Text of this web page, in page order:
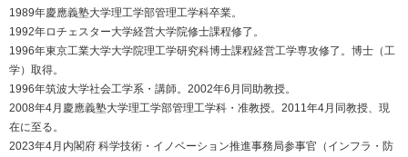
1989年慶應義塾大学理工学部管理工学科卒業。
1992年ロチェスター大学経営大学院修士課程修了。
1996年東京工業大学大学院理工学研究科博士課程経営工学専攻修了。博士（工
学）取得。
1996年筑波大学社会工学系・講師。2002年6月同助教授。
2008年4月慶應義塾大学理工学部管理工学科・准教授。2011年4月同教授、現
在に至る。
2023年4月内閣府 科学技術・イノベーション推進事務局参事官（インフラ・防